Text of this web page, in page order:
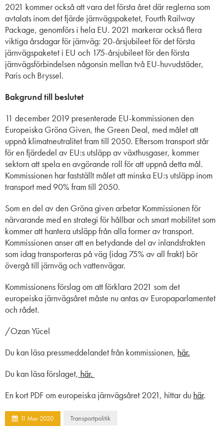
2021 kommer också att vara det första året där reglerna som
avtalats inom det fjärde järnvägspaketet, Fourth Railway
Package, genomförs i hela EU. 2021 markerar också flera
viktiga årsdagar för järnväg: 20-årsjubileet för det första
järnvägspaketet i EU och 175-årsjubileet för den första
järnvägsförbindelsen någonsin mellan två EU-huvudstäder,
Paris och Bryssel.
Bakgrund till beslutet
11 december 2019 presenterade EU-kommissionen den
Europeiska Gröna Given, the Green Deal, med målet att
uppnå klimatneutralitet fram till 2050. Eftersom transport står
för en fjärdedel av EU:s utsläpp av växthusgaser, kommer
sektorn att spela en avgörande roll för att uppnå detta mål.
Kommissionen har fastställt målet att minska EU:s utsläpp inom
transport med 90% fram till 2050.
Som en del av den Gröna given arbetar Kommissionen för
närvarande med en strategi för hållbar och smart mobilitet som
kommer att hantera utsläpp från alla former av transport.
Kommissionen anser att en betydande del av inlandsfrakten
som idag transporteras på väg (idag 75% av all frakt) bör
övergå till järnväg och vattenvägar.
Kommissionens förslag om att förklara 2021 som det
europeiska järnvägsåret måste nu antas av Europaparlamentet
och rådet.
/Ozan Yücel
Du kan läsa pressmeddelandet från kommissionen, här.
Du kan läsa förslaget, här.
En kort PDF om europeiska järnvägsåret 2021, hittar du här.
11 Mar 2020 Transportpolitik